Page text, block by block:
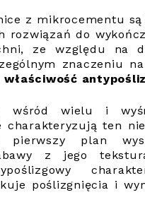
z mikrocementu
rozwiązań do
ze względu na
znaczeniu
właściwość
wielu i
charakteryzują ten
pierwszy plan
z jego
poślizgnięcia i